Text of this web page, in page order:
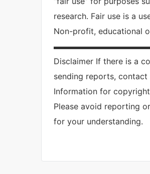
research. Fair use is a
Non-profit, educational
Disclaimer If there is a
sending reports,
Information for
Please avoid reporting
for your understanding.